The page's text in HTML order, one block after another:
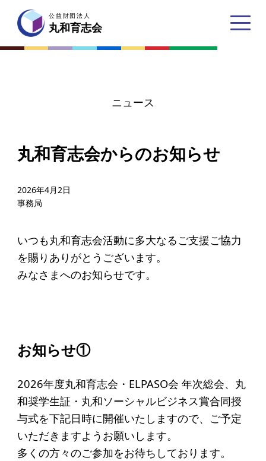
公益財団法人
丸和育志会
丸和育志会とは
理事長あいさつ
丸和育志会の目指す未来
起業家のみなさんへ
起業を考えている
財団概要
理念
沿革
組織
事業内容
公益財団法人
丸和育志会
ニュース
丸和育志会からのお知らせ
2026年4月2日
事務局
いつも丸和育志会活動に多大なるご支援ご協力
を賜りありがとうございます。
みなさまへのお知らせです。
お知らせ①
2026年度丸和育志会・ELPASO会 年次総会、丸
和奨学生証・丸和ソーシャルビジネス賞合同授
与式を下記日時に開催いたしますので、ご予定
いただきますようお願いします。
多くの方々のご参加をお待ちしております。